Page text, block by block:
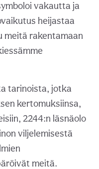
vakautta ja
heijastaa
meitä rakentamaan
tarinoista, jotka
kertomuksiinsa,
2244:n läsnäolo
viljelemisestä
meitä.